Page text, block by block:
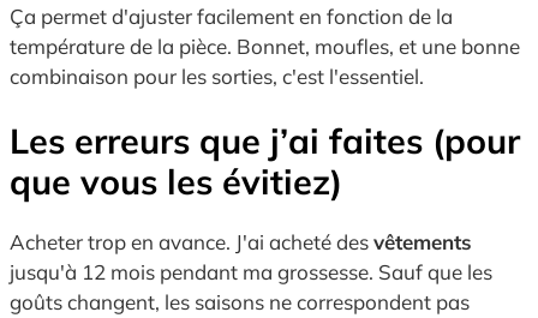
Ça permet d'ajuster facilement en fonction de la
température de la pièce. Bonnet, moufles, et une bonne
combinaison pour les sorties, c'est l'essentiel.
Les erreurs que j’ai faites (pour
que vous les évitiez)
Acheter trop en avance. J'ai acheté desvêtements
jusqu'à 12 mois pendant ma grossesse. Sauf que les
goûts changent, les saisons ne correspondent pas